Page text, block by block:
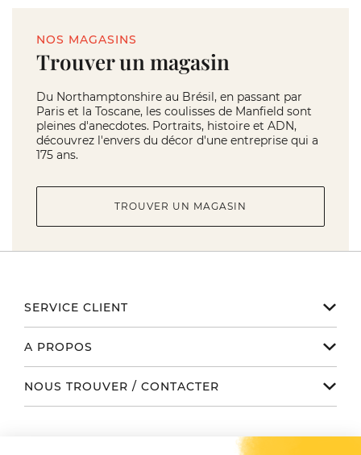
NOS MAGASINS
Trouver un magasin
Du Northamptonshire au Brésil, en passant par
Paris et la Toscane, les coulisses de Manfield sont
pleines d'anecdotes. Portraits, histoire et ADN,
découvrez l'envers du décor d'une entreprise qui a
175 ans.
TROUVER UN MAGASIN
SERVICE CLIENT
de 9h à 17h du lundi au vendredi
Téléphone01 78 35 10 20
A PROPOS
Nos engagements
NOUS TROUVER / CONTACTER